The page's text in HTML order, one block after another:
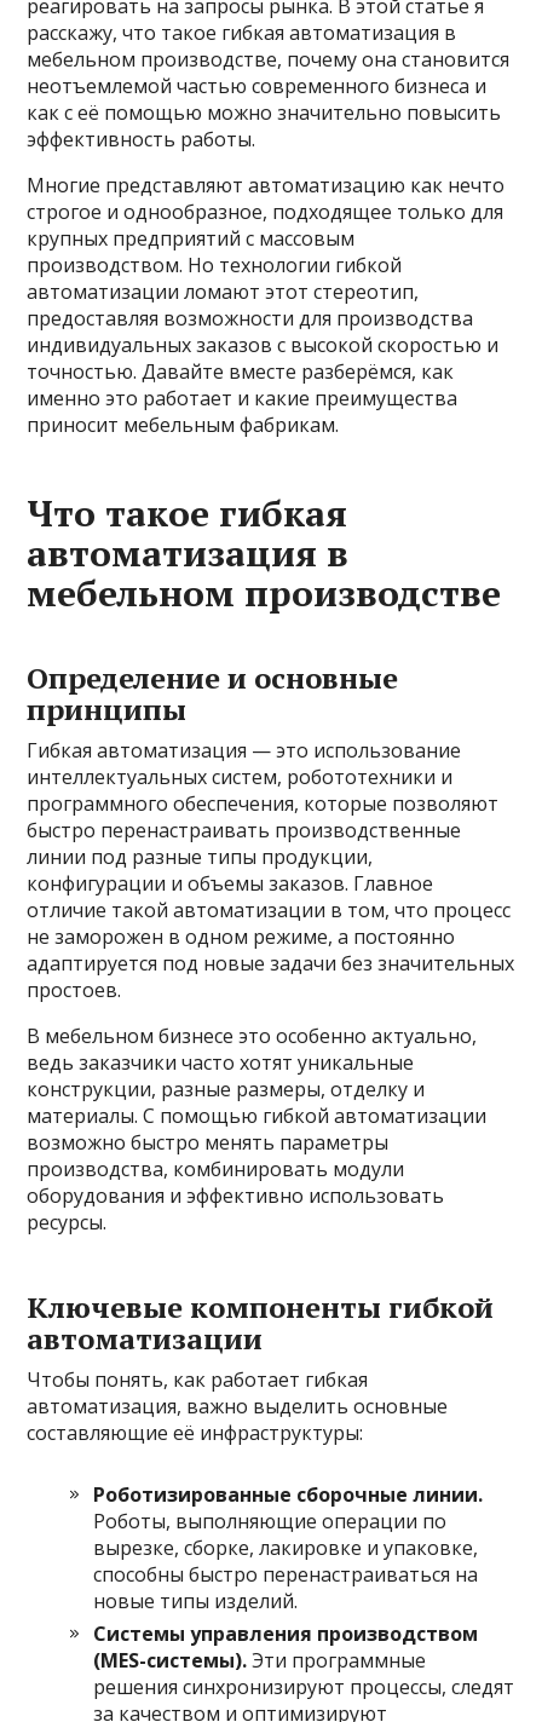
реагировать на запросы рынка. В этой статье я
расскажу, что такое гибкая автоматизация в
мебельном производстве, почему она становится
неотъемлемой частью современного бизнеса и
как с её помощью можно значительно повысить
эффективность работы.
Многие представляют автоматизацию как нечто
строгое и однообразное, подходящее только для
крупных предприятий с массовым
производством. Но технологии гибкой
автоматизации ломают этот стереотип,
предоставляя возможности для производства
индивидуальных заказов с высокой скоростью и
точностью. Давайте вместе разберёмся, как
именно это работает и какие преимущества
приносит мебельным фабрикам.
Что такое гибкая
автоматизация в
мебельном производстве
Определение и основные
принципы
Гибкая автоматизация — это использование
интеллектуальных систем, робототехники и
программного обеспечения, которые позволяют
быстро перенастраивать производственные
линии под разные типы продукции,
конфигурации и объемы заказов. Главное
отличие такой автоматизации в том, что процесс
не заморожен в одном режиме, а постоянно
адаптируется под новые задачи без значительных
простоев.
В мебельном бизнесе это особенно актуально,
ведь заказчики часто хотят уникальные
конструкции, разные размеры, отделку и
материалы. С помощью гибкой автоматизации
возможно быстро менять параметры
производства, комбинировать модули
оборудования и эффективно использовать
ресурсы.
Ключевые компоненты гибкой
автоматизации
Чтобы понять, как работает гибкая
автоматизация, важно выделить основные
составляющие её инфраструктуры:
Роботизированные сборочные линии.
Роботы, выполняющие операции по
вырезке, сборке, лакировке и упаковке,
способны быстро перенастраиваться на
новые типы изделий.
Системы управления производством
(MES-системы).Эти программные
решения синхронизируют процессы, следят
за качеством и оптимизируют